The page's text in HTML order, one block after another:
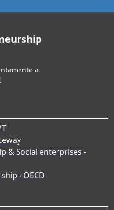
a
& Social enterprises -
- OECD